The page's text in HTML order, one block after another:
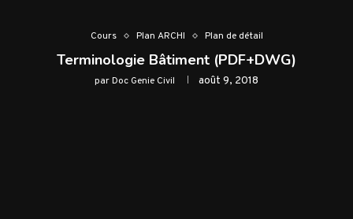
Cours Plan ARCHI Plan de détail
Terminologie Bâtiment (PDF+DWG)
parDoc Genie Civil août 9, 2018